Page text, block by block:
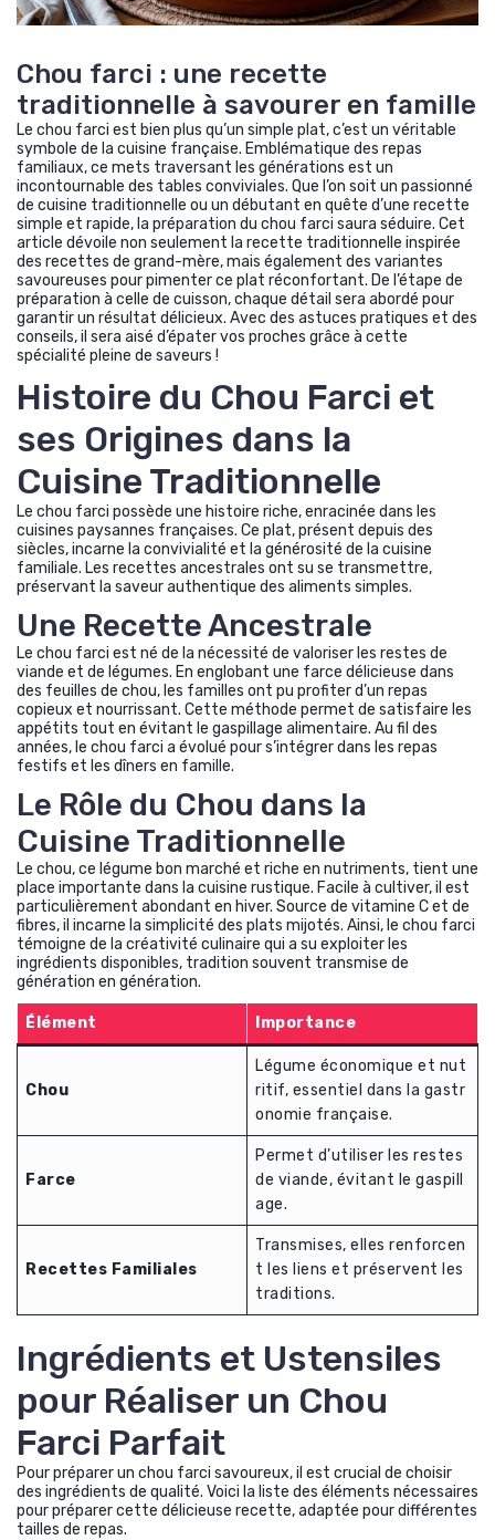
Chou farci : une recette
traditionnelle à savourer en famille
Le chou farci est bien plus qu’un simple plat, c’est un véritable
symbole de la cuisine française. Emblématique des repas
familiaux, ce mets traversant les générations est un
incontournable des tables conviviales. Que l’on soit un passionné
de cuisine traditionnelle ou un débutant en quête d’une recette
simple et rapide, la préparation du chou farci saura séduire. Cet
article dévoile non seulement la recette traditionnelle inspirée
des recettes de grand-mère, mais également des variantes
savoureuses pour pimenter ce plat réconfortant. De l’étape de
préparation à celle de cuisson, chaque détail sera abordé pour
garantir un résultat délicieux. Avec des astuces pratiques et des
conseils, il sera aisé d’épater vos proches grâce à cette
spécialité pleine de saveurs !
Histoire du Chou Farci et
ses Origines dans la
Cuisine Traditionnelle
Le chou farci possède une histoire riche, enracinée dans les
cuisines paysannes françaises. Ce plat, présent depuis des
siècles, incarne la convivialité et la générosité de la cuisine
familiale. Les recettes ancestrales ont su se transmettre,
préservant la saveur authentique des aliments simples.
Une Recette Ancestrale
Le chou farci est né de la nécessité de valoriser les restes de
viande et de légumes. En englobant une farce délicieuse dans
des feuilles de chou, les familles ont pu profiter d’un repas
copieux et nourrissant. Cette méthode permet de satisfaire les
appétits tout en évitant le gaspillage alimentaire. Au fil des
années, le chou farci a évolué pour s’intégrer dans les repas
festifs et les dîners en famille.
Le Rôle du Chou dans la
Cuisine Traditionnelle
Le chou, ce légume bon marché et riche en nutriments, tient une
place importante dans la cuisine rustique. Facile à cultiver, il est
particulièrement abondant en hiver. Source de vitamine C et de
fibres, il incarne la simplicité des plats mijotés. Ainsi, le chou farci
témoigne de la créativité culinaire qui a su exploiter les
ingrédients disponibles, tradition souvent transmise de
génération en génération.
Élément Importance
Chou
Légume économique et nut
ritif, essentiel dans la gastr
onomie française.
Farce
Permet d’utiliser les restes
de viande, évitant le gaspill
age.
Recettes Familiales
Transmises, elles renforcen
t les liens et préservent les
traditions.
Ingrédients et Ustensiles
pour Réaliser un Chou
Farci Parfait
Pour préparer un chou farci savoureux, il est crucial de choisir
des ingrédients de qualité. Voici la liste des éléments nécessaires
pour préparer cette délicieuse recette, adaptée pour différentes
tailles de repas.